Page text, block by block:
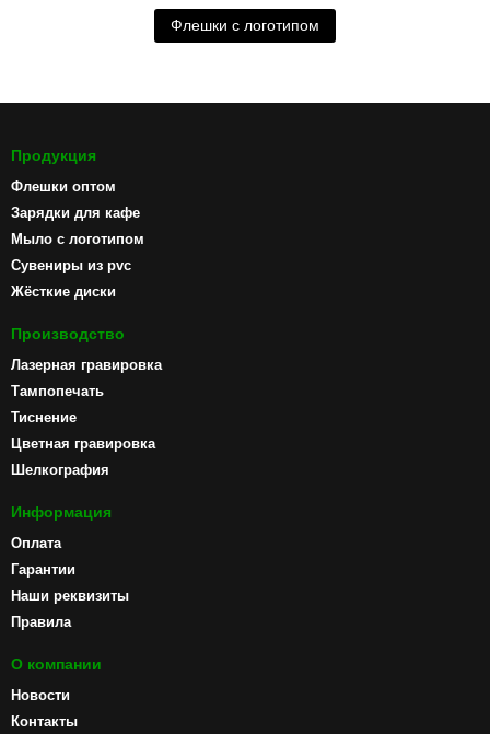
Флешки с логотипом
Продукция
Флешки оптом
Зарядки для кафе
Мыло с логотипом
Сувениры из pvc
Жёсткие диски
Производство
Лазерная гравировка
Тампопечать
Тиснение
Цветная гравировка
Шелкография
Информация
Оплата
Гарантии
Наши реквизиты
Правила
О компании
Новости
Контакты